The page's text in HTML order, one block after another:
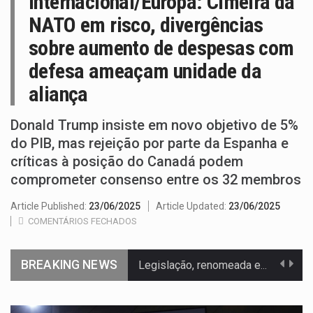
NATO em risco, divergências
sobre aumento de despesas com
defesa ameaçam unidade da
aliança
Donald Trump insiste em novo objetivo de 5%
do PIB, mas rejeição por parte da Espanha e
críticas à posição do Canadá podem
comprometer consenso entre os 32 membros
Article Published: 23/06/2025 Article Updated: 23/06/2025
COMENTÁRIOS FECHADOS
BREAKING NEWS Legislação, renomeada em homenagem ao falecido senador Lindsey Graham, foi…